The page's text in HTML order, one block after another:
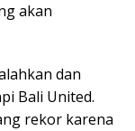
akan
dan
Bali United.
rekor karena